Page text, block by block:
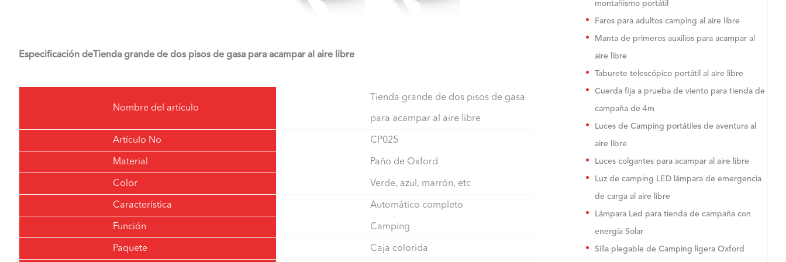
Especificación de Tienda grande de dos pisos de gasa para acampar al aire libre
Nombre del artículo
Tienda grande de dos pisos de gasa
para acampar al aire libre
Artículo No CP025
Material Paño de Oxford
Color Verde, azul, marrón, etc
Característica Automático completo
Función Camping
Paquete Caja colorida
montañismo portátil
Faros para adultos camping al aire libre
Manta de primeros auxilios para acampar al
aire libre
Taburete telescópico portátil al aire libre
Cuerda fija a prueba de viento para tienda de
campaña de 4m
Luces de Camping portátiles de aventura al
aire libre
Luces colgantes para acampar al aire libre
Luz de camping LED lámpara de emergencia
de carga al aire libre
Lámpara Led para tienda de campaña con
energía Solar
Silla plegable de Camping ligera Oxford